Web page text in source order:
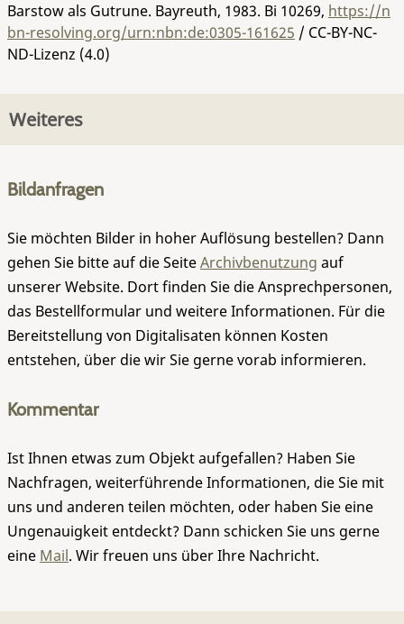
Barstow als Gutrune. Bayreuth, 1983. Bi 10269, https://n
bn-resolving.org/urn:nbn:de:0305-161625 / CC-BY-NC-
ND-Lizenz (4.0)
Weiteres
Bildanfragen
Sie möchten Bilder in hoher Auflösung bestellen? Dann
gehen Sie bitte auf die SeiteArchivbenutzung auf
unserer Website. Dort finden Sie die Ansprechpersonen,
das Bestellformular und weitere Informationen. Für die
Bereitstellung von Digitalisaten können Kosten
entstehen, über die wir Sie gerne vorab informieren.
Kommentar
Ist Ihnen etwas zum Objekt aufgefallen? Haben Sie
Nachfragen, weiterführende Informationen, die Sie mit
uns und anderen teilen möchten, oder haben Sie eine
Ungenauigkeit entdeckt? Dann schicken Sie uns gerne
eine Mail. Wir freuen uns über Ihre Nachricht.